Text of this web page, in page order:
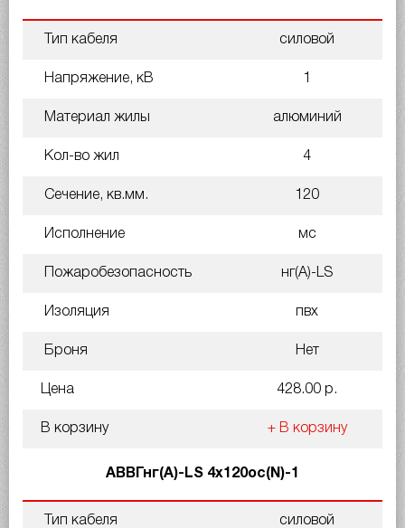
Тип кабеля силовой
Напряжение, кВ 1
Материал жилы алюминий
Кол-во жил 4
Сечение, кв.мм. 120
Исполнение мс
Пожаробезопасность нг(A)-LS
Изоляция пвх
Броня Нет
Цена 428.00 р.
В корзину + В корзину
АВВГнг(A)-LS 4х120ос(N)-1
Тип кабеля силовой